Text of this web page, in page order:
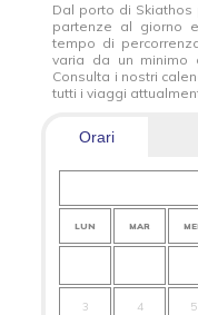
Dal porto di
partenze al giorno
tempo di
varia da un minimo
Consulta i nostri
tutti i viaggi
Orari
LUN MAR
3 4 5